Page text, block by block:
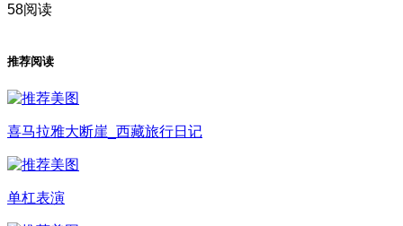
58阅读
推荐阅读
喜马拉雅大断崖_西藏旅行日记
单杠表演